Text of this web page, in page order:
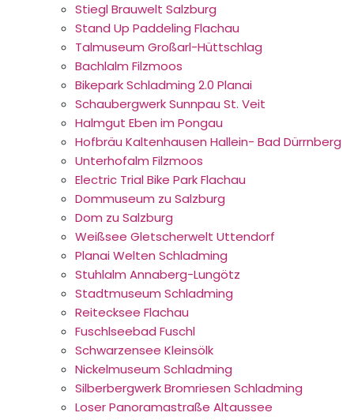
Stiegl Brauwelt Salzburg
Stand Up Paddeling Flachau
Talmuseum Großarl-Hüttschlag
Bachlalm Filzmoos
Bikepark Schladming 2.0 Planai
Schaubergwerk Sunnpau St. Veit
Halmgut Eben im Pongau
Hofbräu Kaltenhausen Hallein- Bad Dürrnberg
Unterhofalm Filzmoos
Electric Trial Bike Park Flachau
Dommuseum zu Salzburg
Dom zu Salzburg
Weißsee Gletscherwelt Uttendorf
Planai Welten Schladming
Stuhlalm Annaberg-Lungötz
Stadtmuseum Schladming
Reitecksee Flachau
Fuschlseebad Fuschl
Schwarzensee Kleinsölk
Nickelmuseum Schladming
Silberbergwerk Bromriesen Schladming
Loser Panoramastraße Altaussee